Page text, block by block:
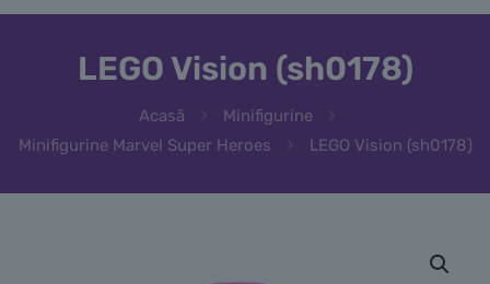
LEGO Vision (sh0178)
Acasă
Minifigurine
Minifigurine Marvel Super Heroes
LEGO Vision (sh0178)